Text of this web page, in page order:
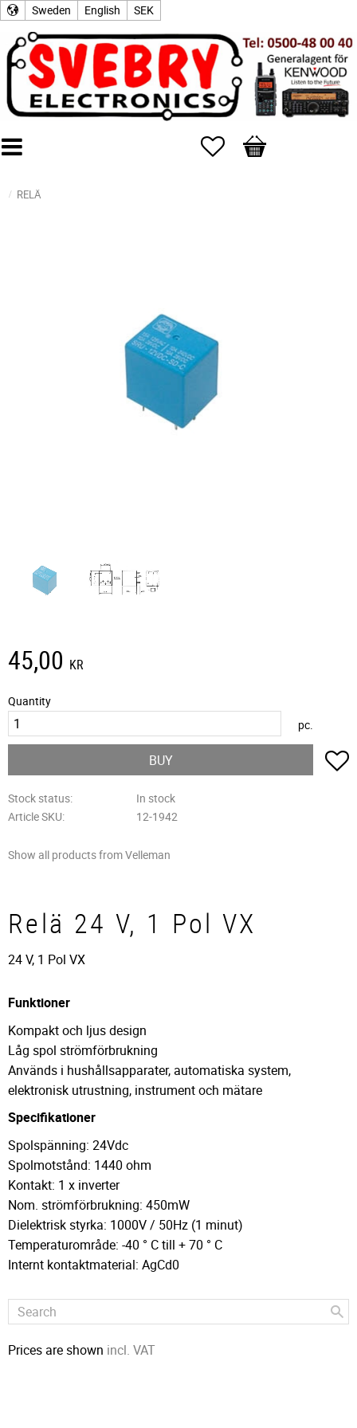
Sweden English SEK
Favorites
Basket
RELÄ
45,00 KR
Quantity
pc.
BUY
Stock status
In stock
Article SKU
12-1942
Show all products from Velleman
Relä 24 V, 1 Pol VX
24 V, 1 Pol VX
Funktioner
Kompakt och ljus design
Låg spol strömförbrukning
Används i hushållsapparater, automatiska system,
elektronisk utrustning, instrument och mätare
Specifikationer
Spolspänning: 24Vdc
Spolmotstånd: 1440 ohm
Kontakt: 1 x inverter
Nom. strömförbrukning: 450mW
Dielektrisk styrka: 1000V / 50Hz (1 minut)
Temperaturområde: -40 ° C till + 70 ° C
Internt kontaktmaterial: AgCd0
Prices are shown incl. VAT